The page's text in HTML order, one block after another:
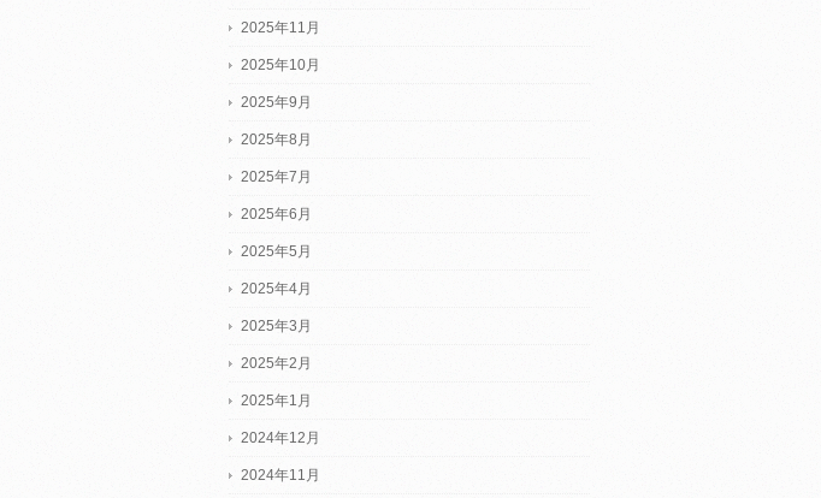
2025年11月
2025年10月
2025年9月
2025年8月
2025年7月
2025年6月
2025年5月
2025年4月
2025年3月
2025年2月
2025年1月
2024年12月
2024年11月